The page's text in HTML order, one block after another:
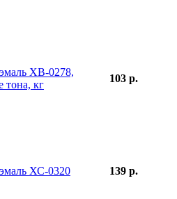
ХВ-0278,
тона, кг
103 р.
ХС-0320 139 р.